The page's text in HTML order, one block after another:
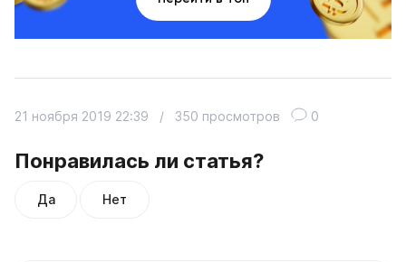
Понравилась ли статья?
Да Нет
21 ноября 2019 22:39 / 350 просмотров 0